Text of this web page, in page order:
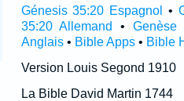
Génesis 35:20 Espagnol
•
35:20 Allemand
• Genèse
Anglais• Bible Apps• Bible
Version Louis Segond 1910
La Bible David Martin 1744